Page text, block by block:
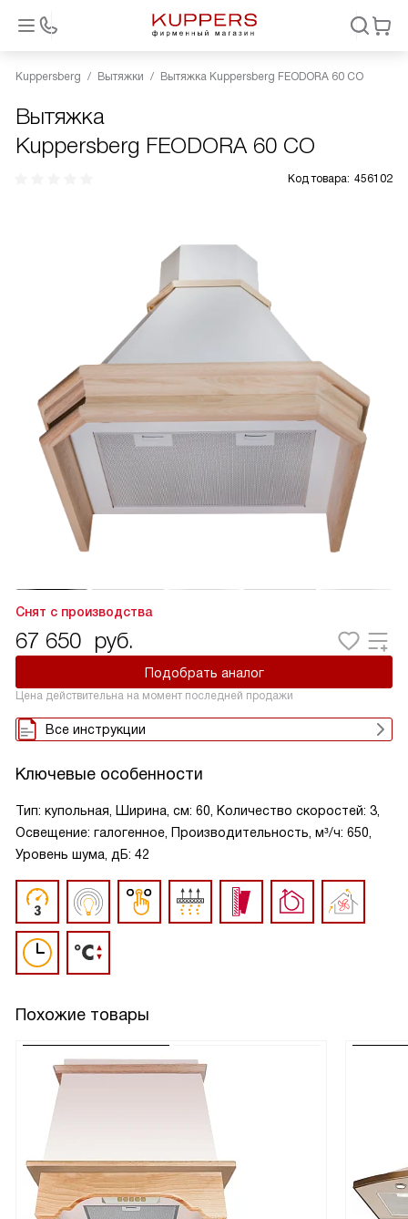
Kuppersberg Вытяжки Вытяжка Kuppersberg FEODORA 60 CO
Вытяжка
Kuppersberg FEODORA 60 CO
Код товара: 456102
Снят с производства
67 650 руб.
Подобрать аналог
Цена действительна на момент последней продажи
Все инструкции
Ключевые особенности
Тип: купольная, Ширина, см: 60, Количество скоростей: 3,
Освещение: галогенное, Производительность, м³/ч: 650,
Уровень шума, дБ: 42
Похожие товары